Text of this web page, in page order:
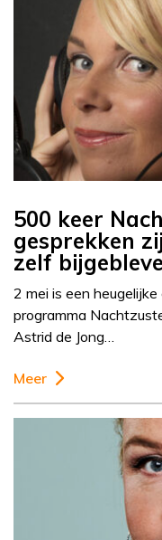
500 keer
gesprekken
zelf
2 mei is een
programma
Astrid de Jong…
Meer